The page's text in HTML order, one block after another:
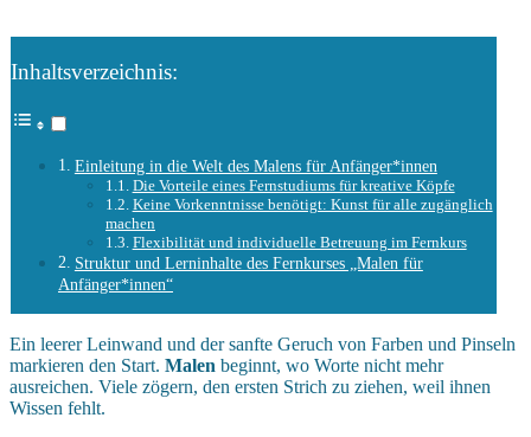
Inhaltsverzeichnis:
Einleitung in die Welt des Malens für Anfänger*innen
Die Vorteile eines Fernstudiums für kreative Köpfe
Keine Vorkenntnisse benötigt: Kunst für alle zugänglich
machen
Flexibilität und individuelle Betreuung im Fernkurs
Struktur und Lerninhalte des Fernkurses „Malen für
Anfänger*innen“
Ein leerer Leinwand und der sanfte Geruch von Farben und Pinseln
markieren den Start. Malen beginnt, wo Worte nicht mehr
ausreichen. Viele zögern, den ersten Strich zu ziehen, weil ihnen
Wissen fehlt.